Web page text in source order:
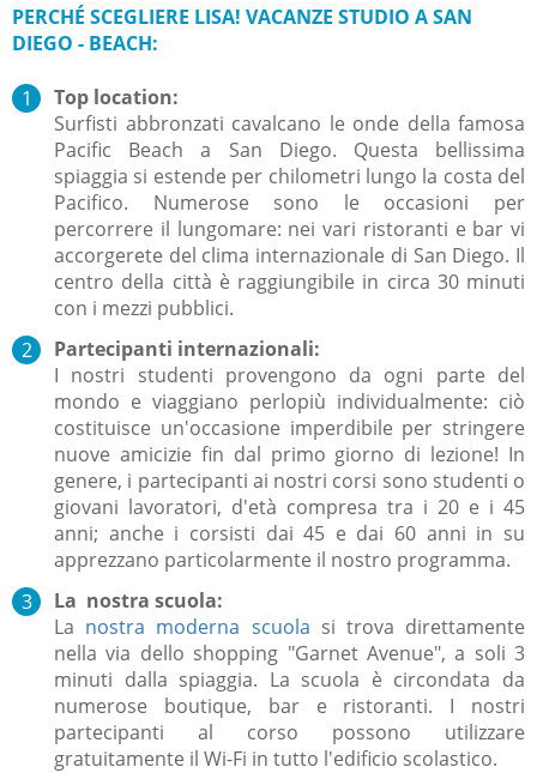
PERCHÉ SCEGLIERE LISA! VACANZE STUDIO A SAN
DIEGO - BEACH:
Top location:
Surfisti abbronzati cavalcano le onde della famosa
Pacific Beach a San Diego. Questa bellissima
spiaggia si estende per chilometri lungo la costa del
Pacifico. Numerose sono le occasioni per
percorrere il lungomare: nei vari ristoranti e bar vi
accorgerete del clima internazionale di San Diego. Il
centro della città è raggiungibile in circa 30 minuti
con i mezzi pubblici.
Partecipanti internazionali:
I nostri studenti provengono da ogni parte del
mondo e viaggiano perlopiù individualmente: ciò
costituisce un'occasione imperdibile per stringere
nuove amicizie fin dal primo giorno di lezione! In
genere, i partecipanti ai nostri corsi sono studenti o
giovani lavoratori, d'età compresa tra i 20 e i 45
anni; anche i corsisti dai 45 e dai 60 anni in su
apprezzano particolarmente il nostro programma.
La nostra scuola:
La nostra moderna scuola si trova direttamente
nella via dello shopping "Garnet Avenue", a soli 3
minuti dalla spiaggia. La scuola è circondata da
numerose boutique, bar e ristoranti. I nostri
partecipanti al corso possono utilizzare
gratuitamente il Wi-Fi in tutto l'edificio scolastico.